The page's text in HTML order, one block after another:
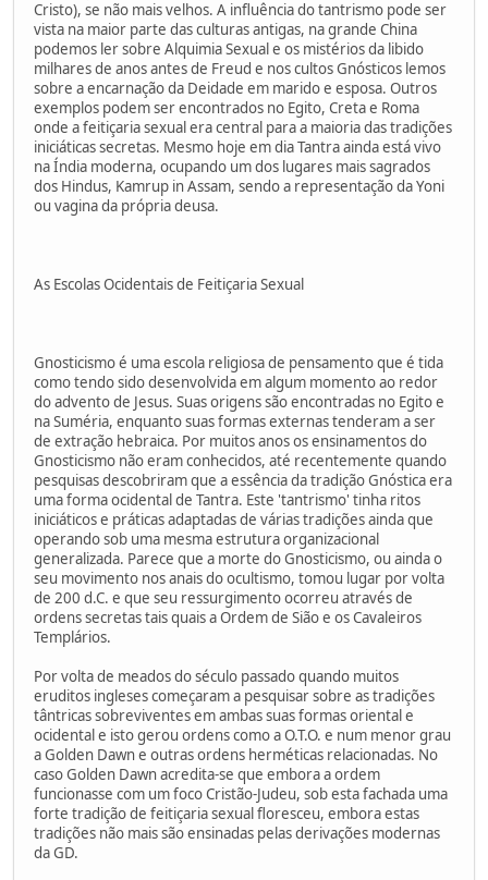
Cristo), se não mais velhos. A influência do tantrismo pode ser
vista na maior parte das culturas antigas, na grande China
podemos ler sobre Alquimia Sexual e os mistérios da libido
milhares de anos antes de Freud e nos cultos Gnósticos lemos
sobre a encarnação da Deidade em marido e esposa. Outros
exemplos podem ser encontrados no Egito, Creta e Roma
onde a feitiçaria sexual era central para a maioria das tradições
iniciáticas secretas. Mesmo hoje em dia Tantra ainda está vivo
na Índia moderna, ocupando um dos lugares mais sagrados
dos Hindus, Kamrup in Assam, sendo a representação da Yoni
ou vagina da própria deusa.
As Escolas Ocidentais de Feitiçaria Sexual
Gnosticismo é uma escola religiosa de pensamento que é tida
como tendo sido desenvolvida em algum momento ao redor
do advento de Jesus. Suas origens são encontradas no Egito e
na Suméria, enquanto suas formas externas tenderam a ser
de extração hebraica. Por muitos anos os ensinamentos do
Gnosticismo não eram conhecidos, até recentemente quando
pesquisas descobriram que a essência da tradição Gnóstica era
uma forma ocidental de Tantra. Este 'tantrismo' tinha ritos
iniciáticos e práticas adaptadas de várias tradições ainda que
operando sob uma mesma estrutura organizacional
generalizada. Parece que a morte do Gnosticismo, ou ainda o
seu movimento nos anais do ocultismo, tomou lugar por volta
de 200 d.C. e que seu ressurgimento ocorreu através de
ordens secretas tais quais a Ordem de Sião e os Cavaleiros
Templários.
Por volta de meados do século passado quando muitos
eruditos ingleses começaram a pesquisar sobre as tradições
tântricas sobreviventes em ambas suas formas oriental e
ocidental e isto gerou ordens como a O.T.O. e num menor grau
a Golden Dawn e outras ordens herméticas relacionadas. No
caso Golden Dawn acredita-se que embora a ordem
funcionasse com um foco Cristão-Judeu, sob esta fachada uma
forte tradição de feitiçaria sexual floresceu, embora estas
tradições não mais são ensinadas pelas derivações modernas
da GD.